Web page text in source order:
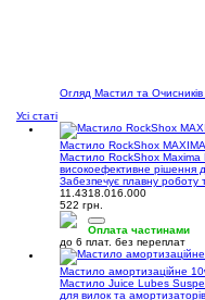
Огляд Мастил та
Усі статі
Мастило RockShox
Мастило RockShox
високоефективне рішення
Забезпечує плавну роботу
11.4318.016.000
522 грн.
Оплата частинами
до 6 плат. без переплат
Мастило амортизаційне
Мастило Juice Lubes
для вилок та